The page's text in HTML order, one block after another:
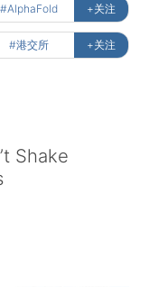
#AlphaFold +关注
#港交所 +关注
Shake